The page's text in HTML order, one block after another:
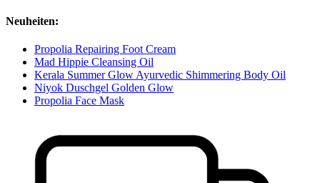
Neuheiten:
Propolia Repairing Foot Cream
Mad Hippie Cleansing Oil
Kerala Summer Glow Ayurvedic Shimmering Body Oil
Niyok Duschgel Golden Glow
Propolia Face Mask